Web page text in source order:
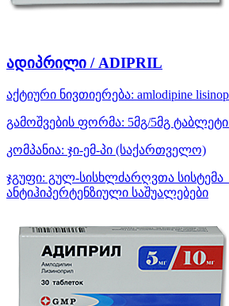
ადიპრილი / ADIPRIL
აქტიური ნივთიერება: amlodipine
გამოშვების ფორმა: 5მგ/5მგ
კომპანია: ჯი-ემ-პი (საქართველო)
ჯგუფი: გულ-სისხლძარღვთა სისტემა
ანტიჰიპერტენზიული საშუალებები